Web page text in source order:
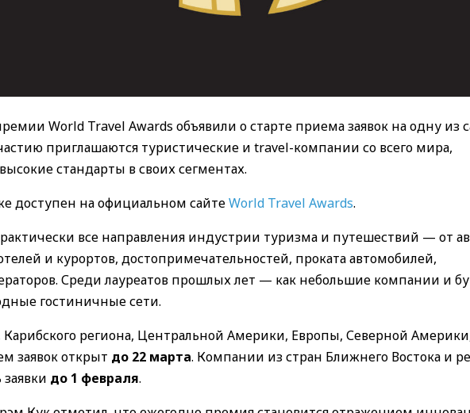
World Travel Awards объявили о старте приема заявок на одну из
приглашаются туристические и travel-компании со всего мира,
стандарты в своих сегментах.
доступен на официальном сайтеWorld Travel Awards.
все направления индустрии туризма и путешествий — от
и курортов, достопримечательностей, проката автомобилей,
Среди лауреатов прошлых лет — как небольшие компании и
гостиничные сети.
региона, Центральной Америки, Европы, Северной
заявок открыт до 22 марта. Компании из стран Ближнего Востока и
до 1 февраля.